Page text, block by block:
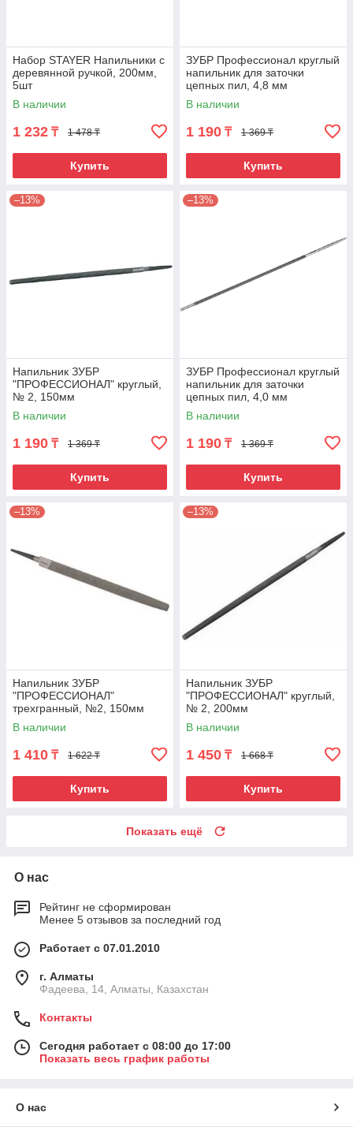
Набор STAYER Напильники с
деревянной ручкой, 200мм,
5шт
В наличии
1 232 ₸ 1 478 ₸
Купить
ЗУБР Профессионал круглый
напильник для заточки
цепных пил, 4,8 мм
В наличии
1 190 ₸ 1 369 ₸
Купить
–13%
Напильник ЗУБР
"ПРОФЕССИОНАЛ" круглый,
№ 2, 150мм
В наличии
1 190 ₸ 1 369 ₸
Купить
–13%
ЗУБР Профессионал круглый
напильник для заточки
цепных пил, 4,0 мм
В наличии
1 190 ₸ 1 369 ₸
Купить
–13%
Напильник ЗУБР
"ПРОФЕССИОНАЛ"
трехгранный, №2, 150мм
В наличии
1 410 ₸ 1 622 ₸
Купить
–13%
Напильник ЗУБР
"ПРОФЕССИОНАЛ" круглый,
№ 2, 200мм
В наличии
1 450 ₸ 1 668 ₸
Купить
Показать ещё
О нас
Рейтинг не сформирован
Менее 5 отзывов за последний год
Работает с 07.01.2010
г. Алматы
Фадеева, 14, Алматы, Казахстан
Контакты
Сегодня работает с 08:00 до 17:00
Показать весь график работы
О нас